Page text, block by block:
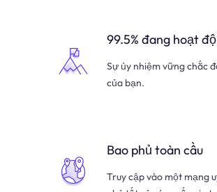
99.5% đang hoạt
Sự ủy nhiệm vững chắc
của bạn.
Bao phủ toàn cầu
Truy cập vào một mạng